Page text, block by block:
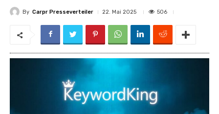
By Carpr Presseverteiler 22. Mai 2025 506